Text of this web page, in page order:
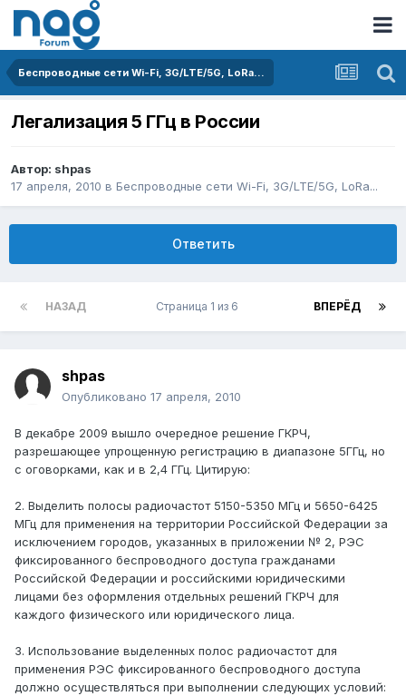
Беспроводные сети Wi-Fi, 3G/LTE/5G, LoRa...
Легализация 5 ГГц в России
Автор: shpas
17 апреля, 2010 в Беспроводные сети Wi-Fi, 3G/LTE/5G, LoRa...
Ответить
НАЗАД ВПЕРЁД
Страница 1 из 6
shpas
Опубликовано 17 апреля, 2010
В декабре 2009 вышло очередное решение ГКРЧ,
разрешающее упрощенную регистрацию в диапазоне 5ГГц, но
с оговорками, как и в 2,4 ГГц. Цитирую:
2. Выделить полосы радиочастот 5150-5350 МГц и 5650-6425
МГц для применения на территории Российской Федерации за
исключением городов, указанных в приложении № 2, РЭС
фиксированного беспроводного доступа гражданами
Российской Федерации и российскими юридическими
лицами без оформления отдельных решений ГКРЧ для
каждого физического или юридического лица.
3. Использование выделенных полос радиочастот для
применения РЭС фиксированного беспроводного доступа
должно осуществляться при выполнении следующих условий: